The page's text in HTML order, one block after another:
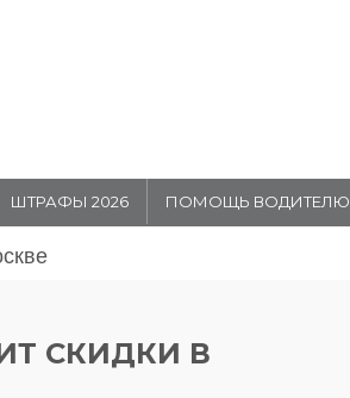
ШТРАФЫ 2026 ПОМОЩЬ ВОДИТЕЛЮ
в Москве
СКИДКИ В